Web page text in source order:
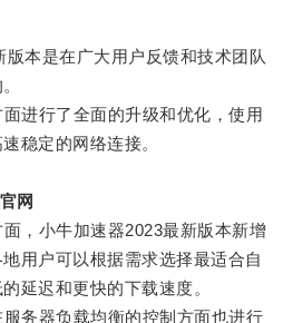
本是在广大用户反馈和技术团队
行了全面的升级和优化，使用
稳定的网络连接。
网
小牛加速器2023最新版本新增
用户可以根据需求选择最适合自
延迟和更快的下载速度。
器负载均衡的控制方面也进行